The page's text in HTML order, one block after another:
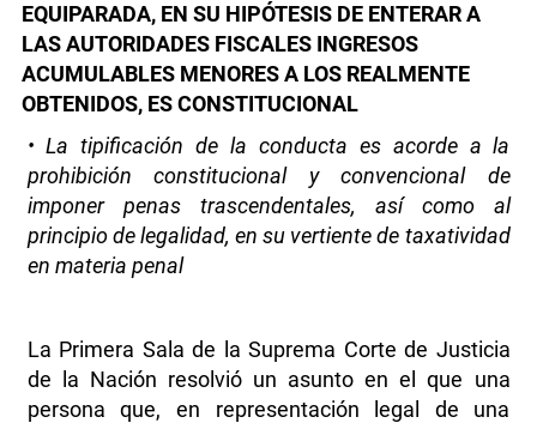
EQUIPARADA, EN SU HIPÓTESIS DE ENTERAR A
LAS AUTORIDADES FISCALES INGRESOS
ACUMULABLES MENORES A LOS REALMENTE
OBTENIDOS, ES CONSTITUCIONAL
• La tipificación de la conducta es acorde a la
prohibición constitucional y convencional de
imponer penas trascendentales, así como al
principio de legalidad, en su vertiente de taxatividad
en materia penal
La Primera Sala de la Suprema Corte de Justicia
de la Nación resolvió un asunto en el que una
persona que, en representación legal de una